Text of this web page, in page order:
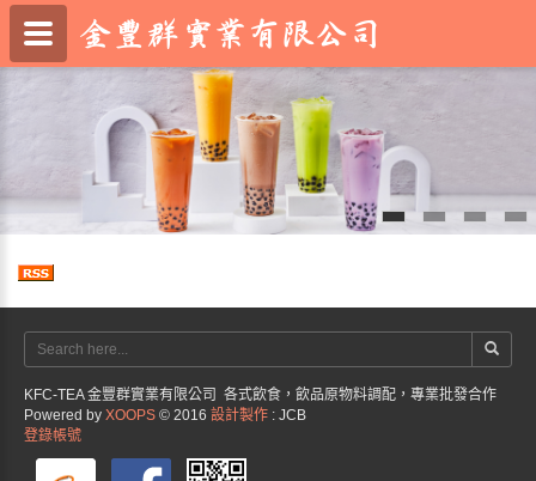
KFC-TEA 金豐群實業有限公司 各式飲食，飲品原物料調配，專業批發合作
Powered by XOOPS © 2016 設計製作 : JCB
登錄帳號